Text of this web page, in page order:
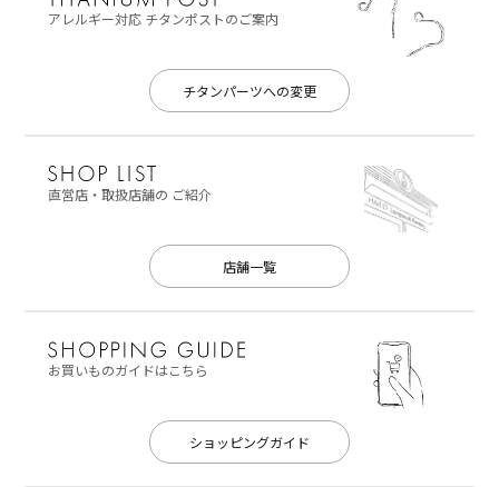
アレルギー対応チタンポストのご案内
チタンパーツへの変更
直営店・取扱店舗の ご紹介
店舗一覧
お買いものガイドはこちら
ショッピングガイド